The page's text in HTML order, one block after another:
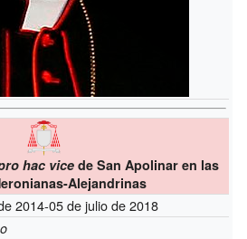
hac vice de San Apolinar en las
Alejandrinas
2014-05 de julio de 2018